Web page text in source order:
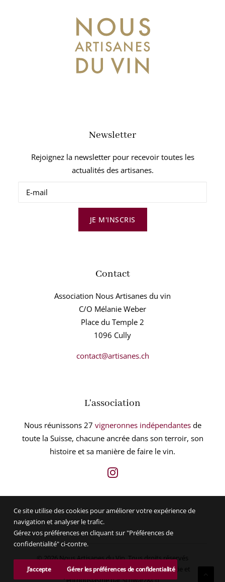
Newsletter
Rejoignez la newsletter pour recevoir toutes les
actualités des artisanes.
JE M'INSCRIS
Contact
Association Nous Artisanes du vin
C/O Mélanie Weber
Place du Temple 2
1096 Cully
contact@artisanes.ch
L'association
Nous réunissons 27 vigneronnes indépendantesde
toute la Suisse, chacune ancrée dans son terroir, son
histoire et sa manière de faire le vin.
© 2026 Nous Artisanes du Vin.Tous droits réservés
Préférences de confidentialité| Créé avec énergie et
enthousiasme parSchwarz&Co
Ce site utilise des cookies pour améliorer votre expérience de
navigation et analyser le trafic.
Gérez vos préférences en cliquant sur "Préférences de
confidentialité" ci-contre.
Gérer les préférences de confidentialité
J’accepte